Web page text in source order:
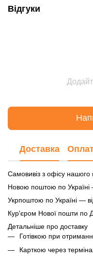
Відгуки
Доставка
Самовивіз з офісу
Новою поштою по Україні
Укрпоштою по Україні —
Кур'єром Нової пошти по
Детальніше про доставку
Готівкою при
Карткою через